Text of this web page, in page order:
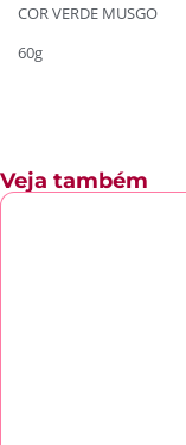
COR VERDE MUSGO
60g
Veja também